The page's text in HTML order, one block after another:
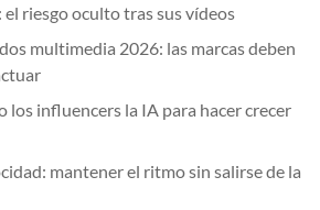
riesgo oculto tras sus vídeos
multimedia 2026: las marcas deben
los influencers la IA para hacer crecer
mantener el ritmo sin salirse de la